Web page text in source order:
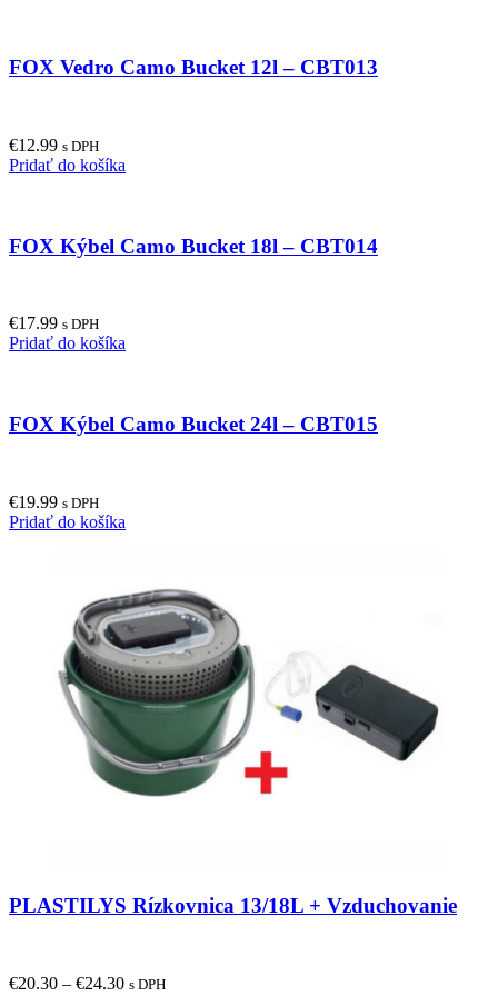
FOX Vedro Camo Bucket 12l – CBT013
€12.99 s DPH
Pridať do košíka
FOX Kýbel Camo Bucket 18l – CBT014
€17.99 s DPH
Pridať do košíka
FOX Kýbel Camo Bucket 24l – CBT015
€19.99 s DPH
Pridať do košíka
PLASTILYS Rízkovnica 13/18L + Vzduchovanie
€20.30 – €24.30 s DPH